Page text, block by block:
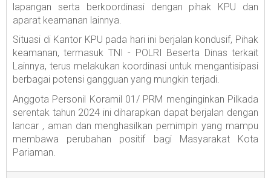
lapangan serta berkoordinasi dengan pihak KPU dan
aparat keamanan lainnya.
Situasi di Kantor KPU pada hari ini berjalan kondusif, Pihak
keamanan, termasuk TNI - POLRI Beserta Dinas terkait
Lainnya, terus melakukan koordinasi untuk mengantisipasi
berbagai potensi gangguan yang mungkin terjadi.
Anggota Personil Koramil 01/ PRM menginginkan Pilkada
serentak tahun 2024 ini diharapkan dapat berjalan dengan
lancar , aman dan menghasilkan pemimpin yang mampu
membawa perubahan positif bagi Masyarakat Kota
Pariaman.